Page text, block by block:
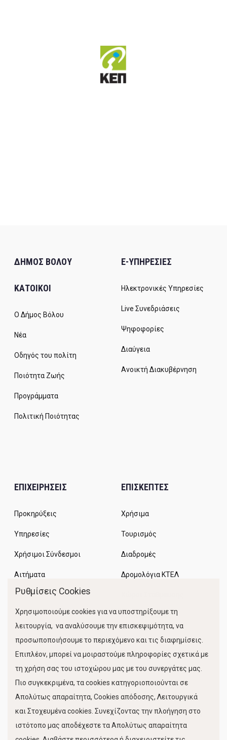
ΔΗΜΟΣ ΒΟΛΟΥ
ΚΑΤΟΙΚΟΙ
Ο Δήμος Βόλου
Νέα
Οδηγός του πολίτη
Ποιότητα Ζωής
Προγράμματα
Πολιτική Ποιότητας
E-ΥΠΗΡΕΣΙΕΣ
Ηλεκτρονικές Υπηρεσίες
Live Συνεδριάσεις
Ψηφοφορίες
Διαύγεια
Ανοικτή Διακυβέρνηση
ΕΠΙΧΕΙΡΗΣΕΙΣ
Προκηρύξεις
Υπηρεσίες
Χρήσιμοι Σύνδεσμοι
Αιτήματα
ΕΠΙΣΚΕΠΤΕΣ
Χρήσιμα
Τουρισμός
Διαδρομές
Δρομολόγια ΚΤΕΛ
Κίνηση Λιμένος
FOLLOW US
Ρυθμίσεις Cookies
Χρησιμοποιούμε cookies για να υποστηρίξουμε τη
λειτουργία, να αναλύσουμε την επισκεψιμότητα, να
προσωποποιήσουμε το περιεχόμενο και τις διαφημίσεις.
Επιπλέον, μπορεί να μοιραστούμε πληροφορίες σχετικά με
τη χρήση σας του ιστοχώρου μας με του συνεργάτες μας.
Πιο συγκεκριμένα, τα cookies κατηγοριοποιούνται σε
Απολύτως απαραίτητα, Cookies απόδοσης, Λειτουργικά
και Στοχευμένα cookies. Συνεχίζοντας την πλοήγηση στο
ιστότοπο μας αποδέχεστε τα Απολύτως απαραίτητα